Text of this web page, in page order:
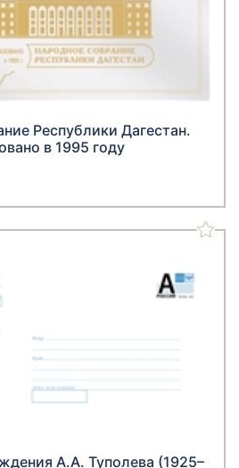
Республики Дагестан.
в 1995 году
А.А. Туполева (1925–